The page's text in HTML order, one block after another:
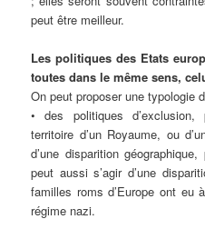
peut être meilleur.
Les politiques des Etats
toutes dans le même sens,
On peut proposer une typologie
• des politiques
territoire d’un Royaume, ou
d’une disparition
peut aussi s’agir d’une
familles roms d’Europe ont eu
régime nazi.